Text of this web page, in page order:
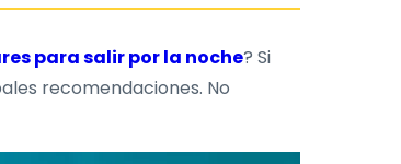
para salir por la noche? Si
recomendaciones. No